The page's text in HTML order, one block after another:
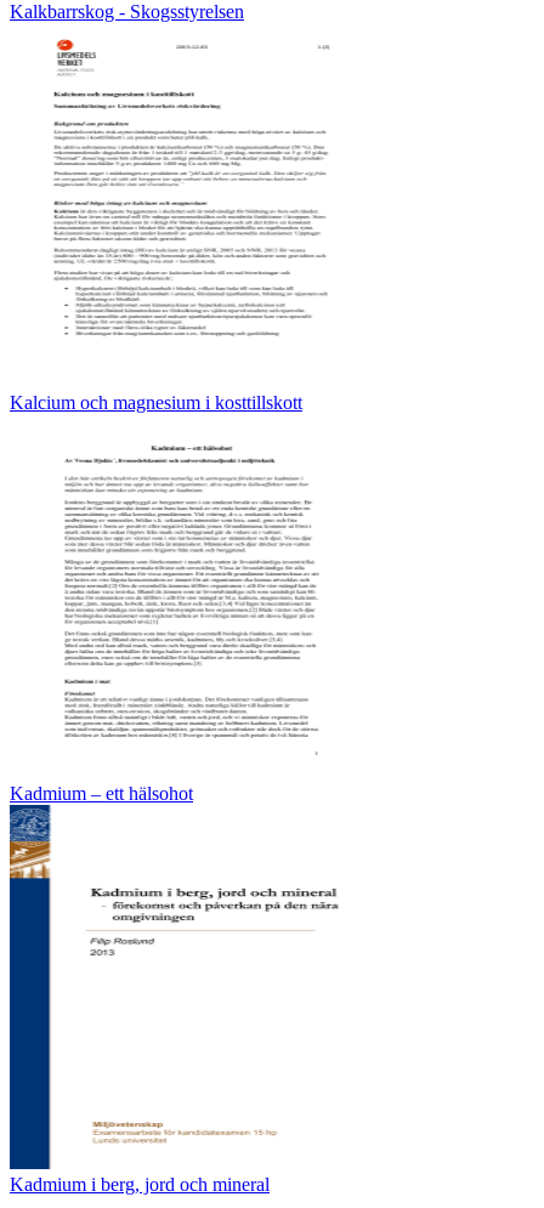
Kalkbarrskog - Skogsstyrelsen
Kalcium och magnesium i kosttillskott
Kadmium – ett hälsohot
Kadmium i berg, jord och mineral